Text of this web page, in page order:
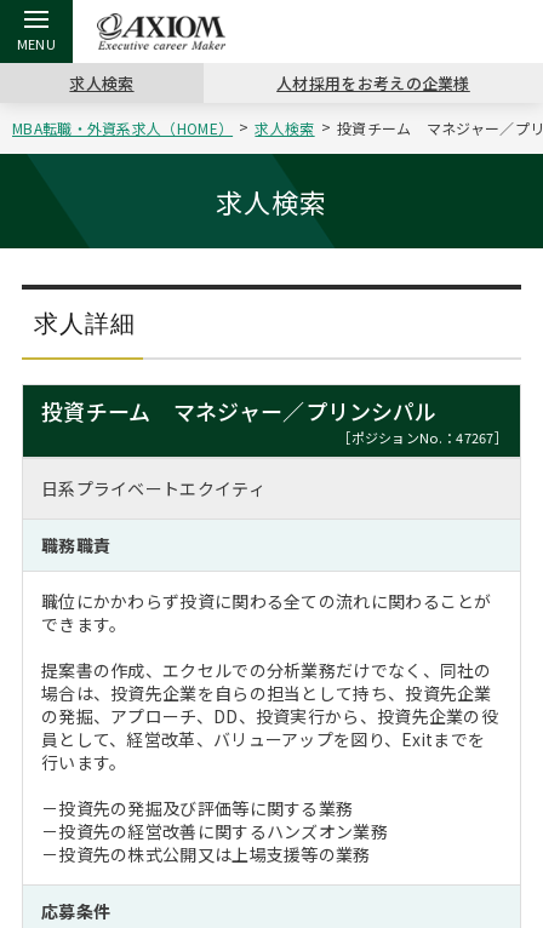
戻る
アクシアムの特長
戻る
コンサ
サービス案内
戻る
キャリ
コンサルタントの紹介
戻る
キャリア支援 TOP
キャリアデザイン講座
（最新求人市場動向）
戻る
MBAの
おわり
ステージ別アドバイス
MBAの転職事例
MBAからのFAQ
MBA留学生数の推移
戻る
日本か
年齢と年収の相関図
戻る
転職ツール TOP
英文レジュメの書き方
戻る
パワー
職務経歴書の書き方
外資系／面接攻略のコツ
戻る
転職コラム TOP
“展”職相談室
転職市場の明日をよめ
キャリアに効く一冊
注目企業インタビュー
戻る
イベント・セミナー TOP
ジョブフェア
キャリアデザインセミナー
プロ経営者の特別セミナー
Career Talk Live
MBA NETWORKING
戻る
会社概要 TOP
沿革
主なクライアント
パブリシティ
ニュースリリース
求人検索 人材採用をお考えの企業様
MBA転職・外資系求人（HOME） 求人検索 投資チーム マネジャー／プ
求人検索
求人詳細
投資チーム マネジャー／プリンシパル
［ポジションNo.：47267］
日系プライベートエクイティ
職務職責
職位にかかわらず投資に関わる全ての流れに関わることが
できます。
提案書の作成、エクセルでの分析業務だけでなく、同社の
場合は、投資先企業を自らの担当として持ち、投資先企業
の発掘、アプローチ、DD、投資実行から、投資先企業の役
員として、経営改革、バリューアップを図り、Exitまでを
行います。
－投資先の発掘及び評価等に関する業務
－投資先の経営改善に関するハンズオン業務
－投資先の株式公開又は上場支援等の業務
応募条件